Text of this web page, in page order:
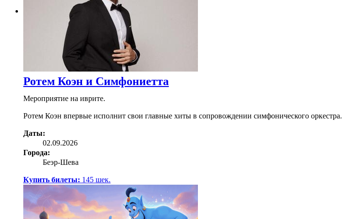
Ротем Коэн и Симфониетта
Мероприятие на иврите.
Ротем Коэн впервые исполнит свои главные хиты в сопровождении симфонического оркестра.
Даты:
02.09.2026
Города:
Беэр-Шева
Купить билеты: 145 шек.